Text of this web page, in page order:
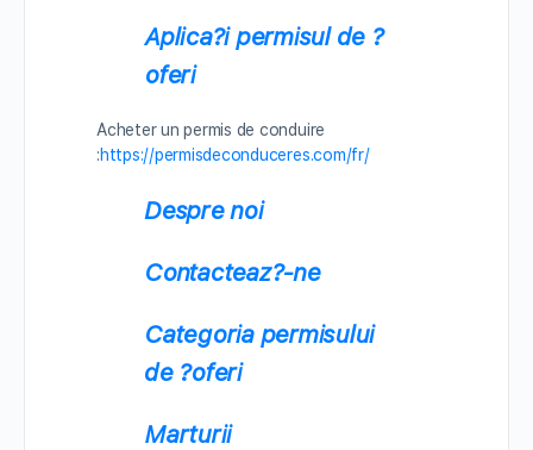
Aplica?i permisul de ?
oferi
Acheter un permis de conduire
:https://permisdeconduceres.com/fr/
Despre noi
Contacteaz?-ne
Categoria permisului
de ?oferi
Marturii